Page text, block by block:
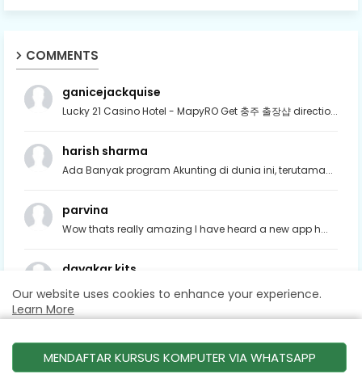
MENDAFTAR KURSUS KOMPUTER VIA WHATSAPP
COMMENTS
ganicejackquise
Lucky 21 Casino Hotel - MapyRO Get 충주 출장샵 directio...
harish sharma
Ada Banyak program Akunting di dunia ini, terutama...
parvina
Wow thats really amazing I have heard a new app h...
dayakar kits
nice post, http://www.kitsonlinetrainings.com/sap-...
Our website uses cookies to enhance your experience.
Learn More
Accept !